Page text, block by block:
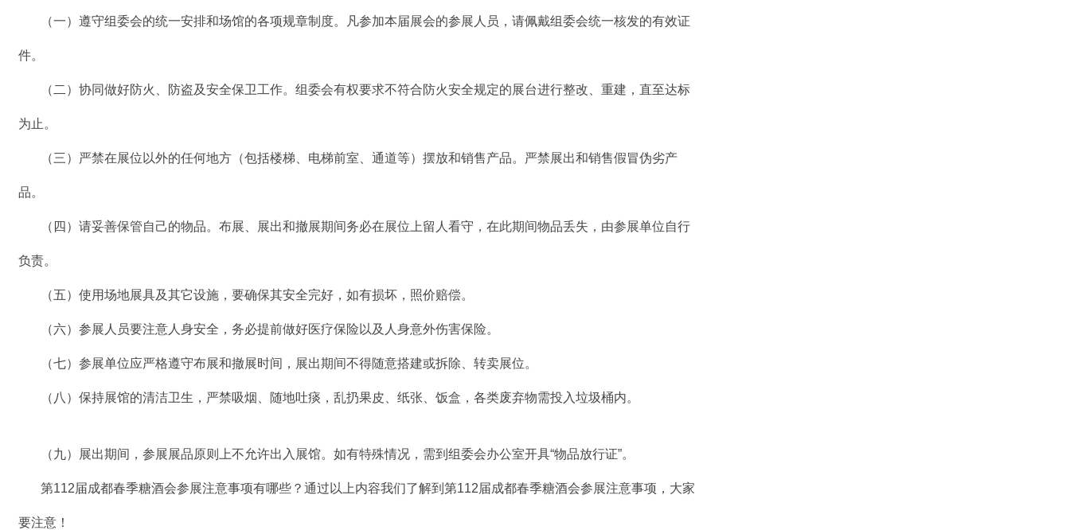
（一）遵守组委会的统一安排和场馆的各项规章制度。凡参加本届展会的参展人员，请佩戴组委会统一核发的有效证
件。
（二）协同做好防火、防盗及安全保卫工作。组委会有权要求不符合防火安全规定的展台进行整改、重建，直至达标
为止。
（三）严禁在展位以外的任何地方（包括楼梯、电梯前室、通道等）摆放和销售产品。严禁展出和销售假冒伪劣产
品。
（四）请妥善保管自己的物品。布展、展出和撤展期间务必在展位上留人看守，在此期间物品丢失，由参展单位自行
负责。
（五）使用场地展具及其它设施，要确保其安全完好，如有损坏，照价赔偿。
（六）参展人员要注意人身安全，务必提前做好医疗保险以及人身意外伤害保险。
（七）参展单位应严格遵守布展和撤展时间，展出期间不得随意搭建或拆除、转卖展位。
（八）保持展馆的清洁卫生，严禁吸烟、随地吐痰，乱扔果皮、纸张、饭盒，各类废弃物需投入垃圾桶内。
（九）展出期间，参展展品原则上不允许出入展馆。如有特殊情况，需到组委会办公室开具“物品放行证”。
第112届成都春季糖酒会参展注意事项有哪些？通过以上内容我们了解到第112届成都春季糖酒会参展注意事项，大家
要注意！